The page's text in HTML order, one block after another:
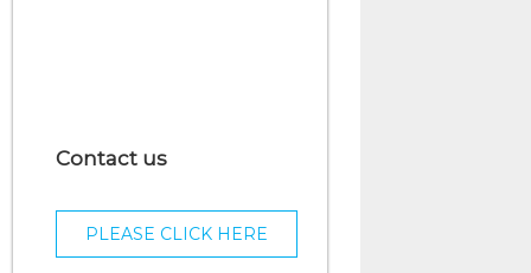
Contact us
PLEASE CLICK HERE